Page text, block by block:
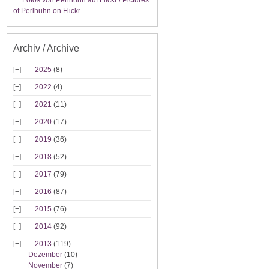
of Perlhuhn on Flickr
Archiv / Archive
2025 (8)
2022 (4)
2021 (11)
2020 (17)
2019 (36)
2018 (52)
2017 (79)
2016 (87)
2015 (76)
2014 (92)
2013 (119)
Dezember (10)
November (7)